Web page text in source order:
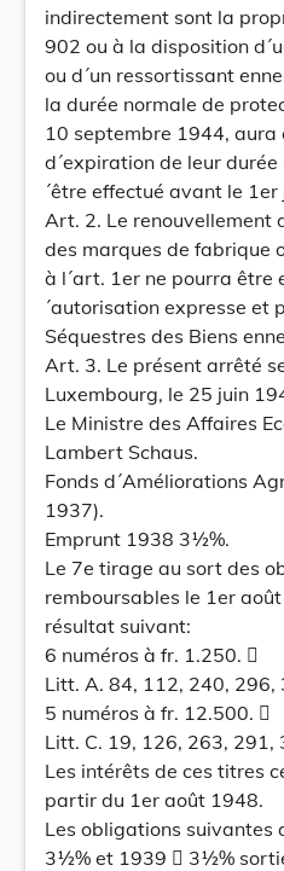
indirectement sont la
902 ou à la disposition
ou d´un ressortissant
la durée normale de
10 septembre 1944,
d´expiration de leur
´être effectué avant le
Art. 2. Le renouvellement
des marques de fabrique
à l´art. 1er ne pourra être
´autorisation expresse et
Séquestres des Biens
Art. 3. Le présent arrêté
Luxembourg, le 25 juin
Le Ministre des Affaires
Lambert Schaus.
Fonds d´Améliorations
1937).
Emprunt 1938 3½%.
Le 7e tirage au sort des
remboursables le 1er
résultat suivant:
6 numéros à fr. 1.250. 
Litt. A. 84, 112, 240, 296,
5 numéros à fr. 12.500. 
Litt. C. 19, 126, 263, 291,
Les intérêts de ces titres
partir du 1er août 1948.
Les obligations suivantes
3½% et 1939  3½%